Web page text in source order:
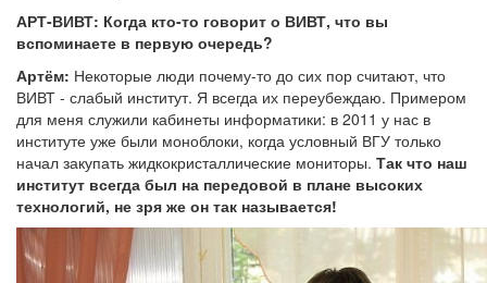
АРТ-ВИВТ: Когда кто-то говорит о ВИВТ, что вы
вспоминаете в первую очередь?
Артём: Некоторые люди почему-то до сих пор считают, что
ВИВТ - слабый институт. Я всегда их переубеждаю. Примером
для меня служили кабинеты информатики: в 2011 у нас в
институте уже были моноблоки, когда условный ВГУ только
начал закупать жидкокристаллические мониторы. Так что наш
институт всегда был на передовой в плане высоких
технологий, не зря же он так называется!